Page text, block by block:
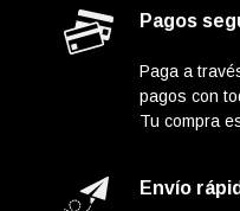
Pagos
Paga a
pagos con
Tu compra
Envío